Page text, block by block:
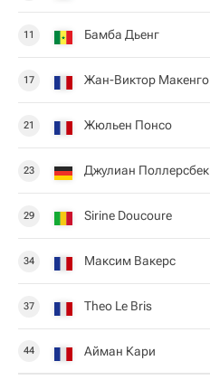
11 Бамба Дьенг
17 Жан-Виктор Макенго
21 Жюльен Понсо
23 Джулиан Поллерсбек
29 Sirine Doucoure
34 Максим Вакерс
37 Theo Le Bris
44 Айман Кари